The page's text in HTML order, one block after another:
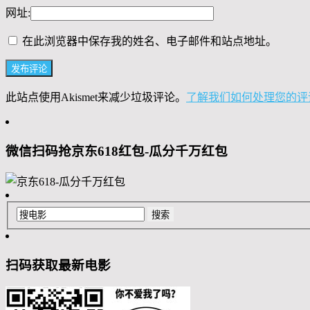
网址:
在此浏览器中保存我的姓名、电子邮件和站点地址。
此站点使用Akismet来减少垃圾评论。 了解我们如何处理您的
微信扫码抢京东618红包-瓜分千万红包
扫码获取最新电影